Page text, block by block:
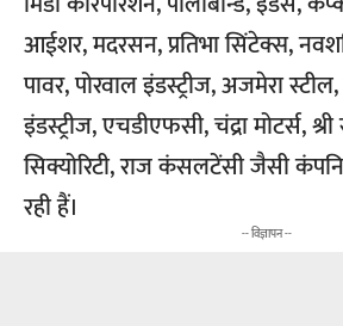
आईशर, मदरसन, प्रतिभा सिंटेक्स,
पावर, पोरवाल इंडस्ट्रीज, अजमेरा
इंडस्ट्रीज, एचडीएफसी, चंद्रा मोटर्स,
सिक्योरिटी, राज कंसलटेंसी जैसी
रही हैं।
-- विज्ञापन --